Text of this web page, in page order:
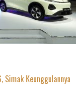
Simak Keunggulannya